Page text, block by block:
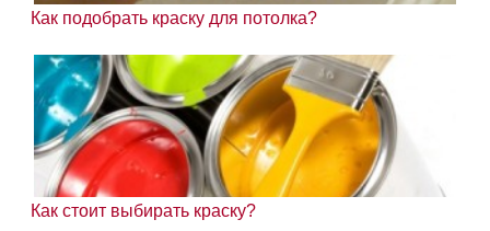
Как подобрать краску для потолка?
Как стоит выбирать краску?